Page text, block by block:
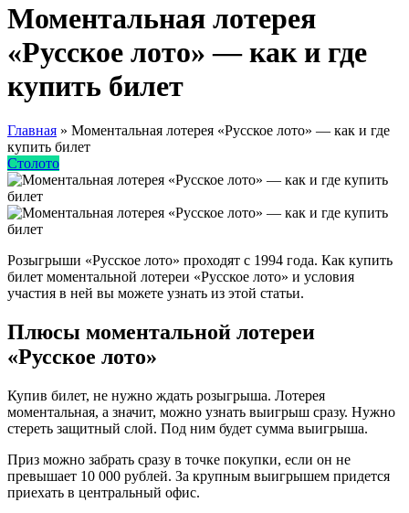
Моментальная лотерея
«Русское лото» — как и где
купить билет
Главная » Моментальная лотерея «Русское лото» — как и где
купить билет
Столото
Розыгрыши «Русское лото» проходят с 1994 года. Как купить
билет моментальной лотереи «Русское лото» и условия
участия в ней вы можете узнать из этой статьи.
Плюсы моментальной лотереи
«Русское лото»
Купив билет, не нужно ждать розыгрыша. Лотерея
моментальная, а значит, можно узнать выигрыш сразу. Нужно
стереть защитный слой. Под ним будет сумма выигрыша.
Приз можно забрать сразу в точке покупки, если он не
превышает 10 000 рублей. За крупным выигрышем придется
приехать в центральный офис.